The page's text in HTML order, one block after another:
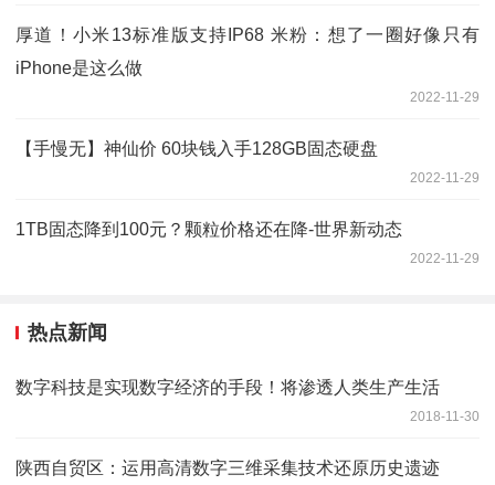
厚道！小米13标准版支持IP68 米粉：想了一圈好像只有
iPhone是这么做
2022-11-29
【手慢无】神仙价 60块钱入手128GB固态硬盘
2022-11-29
1TB固态降到100元？颗粒价格还在降-世界新动态
2022-11-29
热点新闻
数字科技是实现数字经济的手段！将渗透人类生产生活
2018-11-30
陕西自贸区：运用高清数字三维采集技术还原历史遗迹